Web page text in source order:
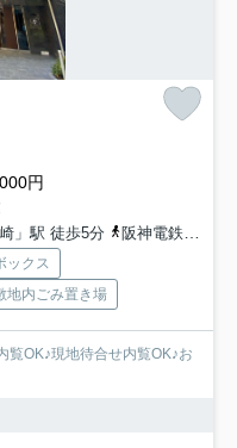
円
」駅 徒歩5分
阪神電鉄阪神なんば「九条」駅 徒歩6分
ックス
地内ごみ置き場
OK♪現地待合せ内覧OK♪お